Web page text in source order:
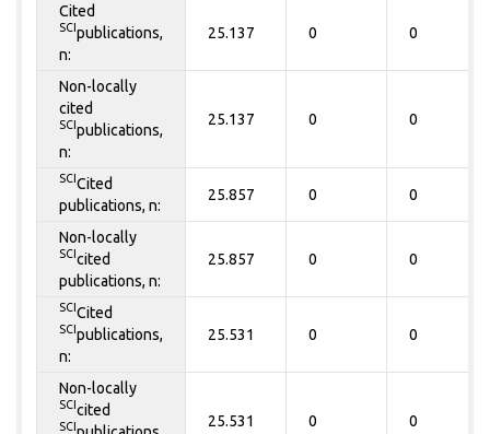
Cited
SCI publications,
n:
25.137 0 0
Non-locally
cited
SCI publications,
n:
25.137 0 0
SCI Cited
publications, n:
25.857 0 0
Non-locally
SCI cited
publications, n:
25.857 0 0
SCI Cited
SCI publications,
n:
25.531 0 0
Non-locally
SCI cited
SCI 25.531 0 0